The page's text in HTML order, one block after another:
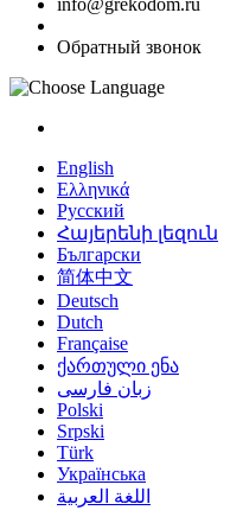
info@grekodom.ru
Обратный звонок
English
Ελληνικά
Русский
Հայերենի լեզուն
Български
简体中文
Deutsch
Dutch
Française
ქართული ენა
زبان فارسی
Polski
Srpski
Türk
Українська
اللغة العربية